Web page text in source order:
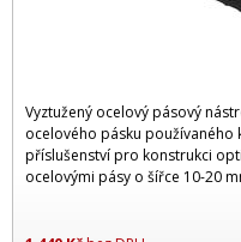
Vyztužený ocelový pásový
ocelového pásku používaného
příslušenství pro konstrukci
ocelovými pásy o šířce 10-20